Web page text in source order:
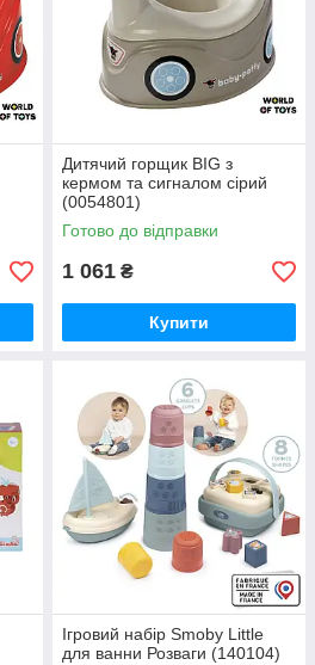
Дитячий горщик BIG з
кермом та сигналом сірий
(0054801)
Готово до відправки
1 061 ₴
Купити
Ігровий набір Smoby Little
для ванни Розваги (140104)